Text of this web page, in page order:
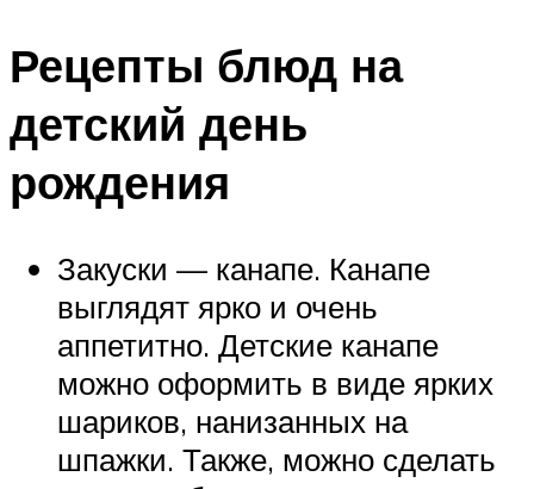
Рецепты блюд на
детский день
рождения
Закуски — канапе. Канапе
выглядят ярко и очень
аппетитно. Детские канапе
можно оформить в виде ярких
шариков, нанизанных на
шпажки. Также, можно сделать